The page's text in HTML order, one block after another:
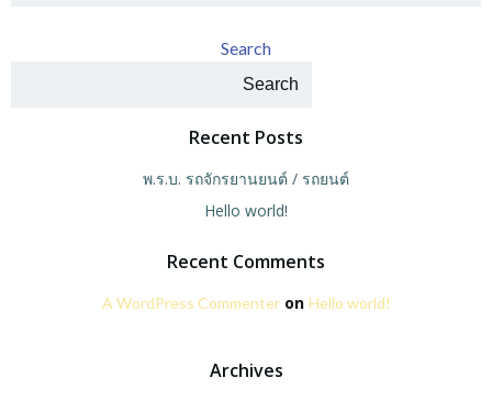
Search
Search
Recent Posts
พ.ร.บ. รถจักรยานยนต์ / รถยนต์
Hello world!
Recent Comments
A WordPress Commenteron Hello world!
Archives